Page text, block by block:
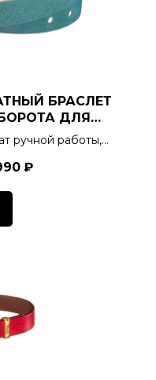
БРАСЛЕТ
ДЛЯ
ручной работы,
4 цвета.
₽